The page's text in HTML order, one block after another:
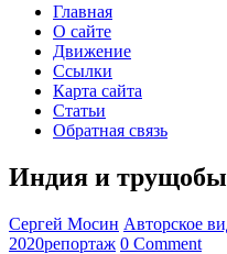
Главная
О сайте
Движение
Ссылки
Карта сайта
Статьи
Обратная связь
Индия и
Сергей Мосин Авторское
2020репортаж 0 Comment